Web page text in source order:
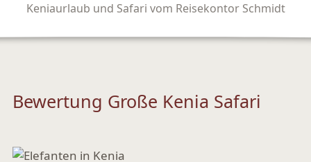
Keniaurlaub und Safari vom Reisekontor Schmidt
Bewertung Große Kenia Safari